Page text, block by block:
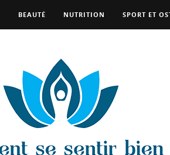
BEAUTÉ NUTRITION SPORT ET